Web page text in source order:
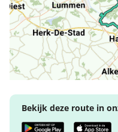
Bekijk deze route in